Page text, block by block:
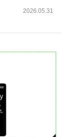
2026.05.31